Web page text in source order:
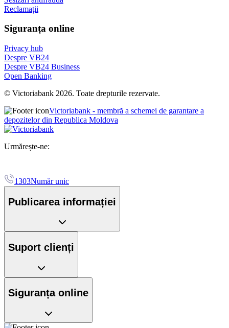
Reclamații
Siguranța online
Privacy hub
Despre VB24
Despre VB24 Business
Open Banking
© Victoriabank 2026. Toate drepturile rezervate.
Victoriabank - membră a schemei de garantare a
depozitelor din Republica Moldova
Urmărește-ne:
1303Număr unic
Publicarea informației
Suport clienți
Siguranța online